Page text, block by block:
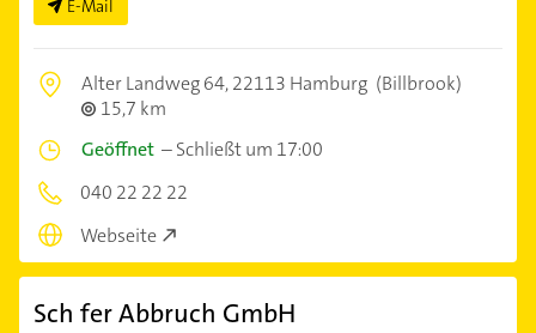
E-Mail
Alter Landweg 64,22113 Hamburg (Billbrook)
15,7 km
Geöffnet –Schließt um 17:00
040 22 22 22
Webseite
Sch fer Abbruch GmbH